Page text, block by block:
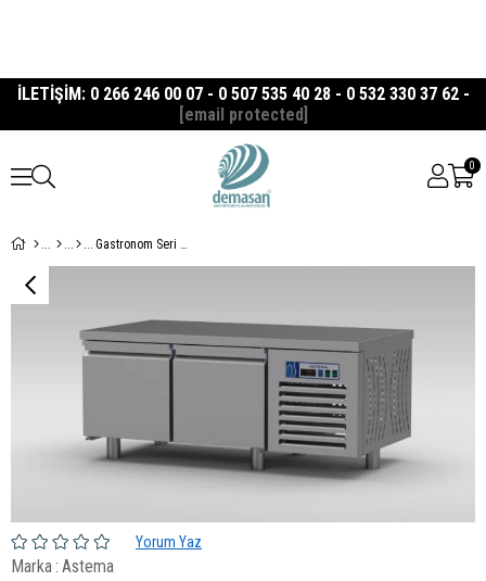
İLETİŞİM: 0 266 246 00 07 - 0 507 535 40 28 - 0 532 330 37 62 -
[email protected]
0
Gastronom Seri Cihazaltı 2 Kapılı Derin Dondurucu
Yorum Yaz
Marka : Astema